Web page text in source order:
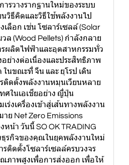
ารวางรากฐานใหม่ของระบบ
วิธีคิดและวิธีใช้พลังงานไป
ลือก เช่น โซลาร์เซลล์ (Solar
วล (Wood Pellets) กำลังกลาย
ผลิตไฟฟ้าและอุตสาหกรรมทั่ว
ย่างต่อเนื่องและประสิทธิภาพ
นขณะที่ จีน และ ยุโรป เดิน
รติดตั้งพลังงานหมุนเวียนหลาย
ศในเอเชียอย่าง ญี่ปุ่น
เร่งเครื่องเข้าสู่เส้นทางพลังงาน
าย Net Zero Emissions
น้า วันนี้ SO OK TRADING
รกิจของคุณในยุคพลังงานใหม่
ติดตั้งโซลาร์เซลล์ครบวงจร
ภาพสูงเพื่อการส่งออก เพื่อให้